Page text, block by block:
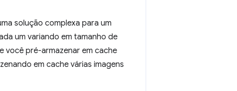
solução complexa para um
um variando em tamanho de
você pré-armazenar em cache
em cache várias imagens